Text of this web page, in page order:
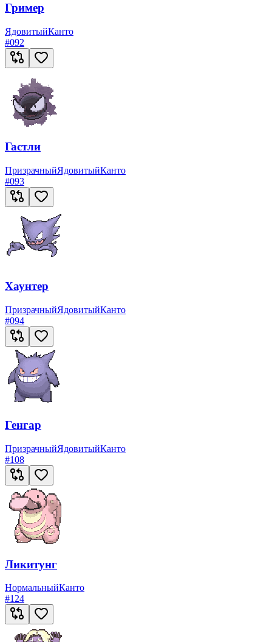
Гример
ЯдовитыйКанто
#092
Гастли
ПризрачныйЯдовитыйКанто
#093
Хаунтер
ПризрачныйЯдовитыйКанто
#094
Генгар
ПризрачныйЯдовитыйКанто
#108
Ликитунг
НормальныйКанто
#124